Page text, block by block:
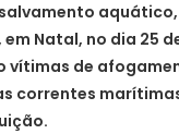
Natal, no dia 25
vítimas de
correntes